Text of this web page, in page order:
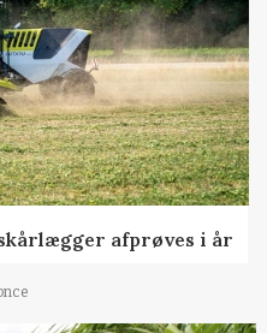
afprøves i år